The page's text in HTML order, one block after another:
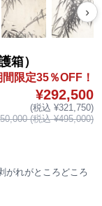
›
箱）
間限定35％OFF！
¥292,500
(税込 ¥321,750)
(税込 ¥495,000)
がれがところどころ